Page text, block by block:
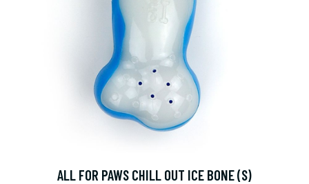
ALL FOR PAWS CHILL OUT ICE BONE (S)